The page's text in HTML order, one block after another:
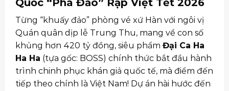
Quốc “Phá Đảo” Rạp Việt Tết 2026
Từng “khuấy đảo” phòng vé xứ Hàn với ngôi vị
Quán quân dịp lễ Trung Thu, mang về con số
khủng hơn 420 tỷ đồng, siêu phẩm Đại Ca Ha
Ha Ha (tựa gốc: BOSS) chính thức bắt đầu hành
trình chinh phục khán giả quốc tế, mà điểm đến
tiếp theo chính là Việt Nam! Dự án hài hước đến